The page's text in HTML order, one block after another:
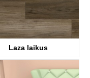
Laza laikus